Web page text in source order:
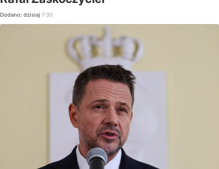
Dodano: dzisiaj 7:30